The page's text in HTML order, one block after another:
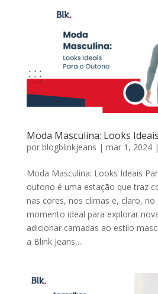
Moda Masculina: Looks
por blogblinkjeans | mar 1, 2024|
Moda Masculina: Looks Ideais
outono é uma estação que traz
nas cores, nos climas e, claro, no
momento ideal para explorar
adicionar camadas ao estilo
a Blink Jeans,...